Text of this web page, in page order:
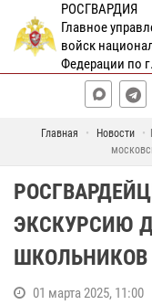
РОСГВАРДИЯ
Главное
войск
Федерации по
Главная Новости
ЭКСКУРСИЮ
ШКОЛЬНИКОВ
01 марта 2025, 11:00